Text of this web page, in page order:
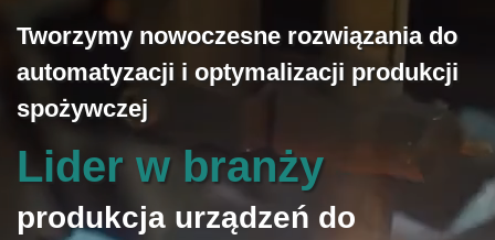
Tworzymy nowoczesne rozwiązania do
automatyzacji i optymalizacji produkcji
spożywczej
Lider w branży
produkcja urządzeń do